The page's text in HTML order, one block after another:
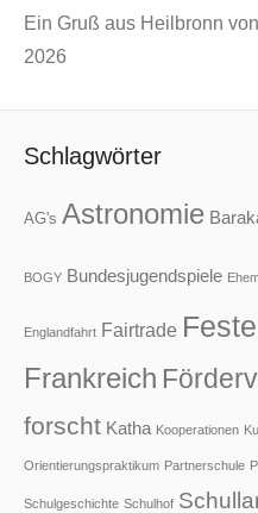
Ein Gruß aus Heilbronn
2026
Schlagwörter
AG's Astronomie
BOGY Bundesjugendspiele
Englandfahrt Fairtrade Feste
Frankreich
forscht Katha Kooperationen
Orientierungspraktikum Partnerschule
Schulgeschichte Schulhof